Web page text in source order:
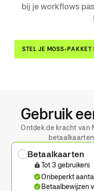
bij je workflows
STEL JE MOSS-PAKKET
Gebruik
Ontdek de kracht van
Betaalkaarten
Tot 3 gebruikers
Onbeperkt
Betaalbewijzen